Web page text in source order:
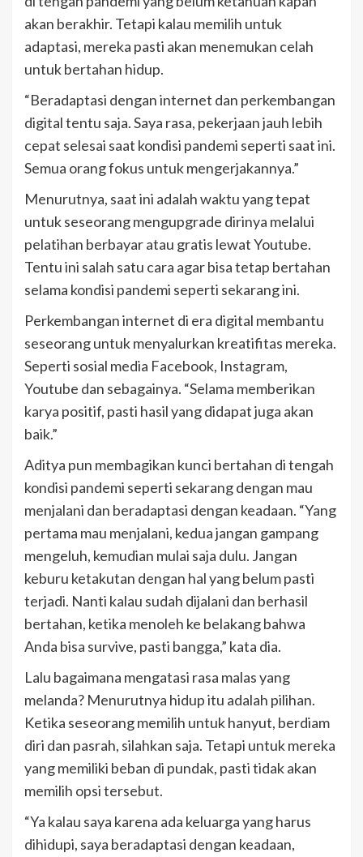
akan berakhir. Tetapi kalau memilih untuk
adaptasi, mereka pasti akan menemukan celah
untuk bertahan hidup.
“Beradaptasi dengan internet dan perkembangan
digital tentu saja. Saya rasa, pekerjaan jauh lebih
cepat selesai saat kondisi pandemi seperti saat ini.
Semua orang fokus untuk mengerjakannya.”
Menurutnya, saat ini adalah waktu yang tepat
untuk seseorang mengupgrade dirinya melalui
pelatihan berbayar atau gratis lewat Youtube.
Tentu ini salah satu cara agar bisa tetap bertahan
selama kondisi pandemi seperti sekarang ini.
Perkembangan internet di era digital membantu
seseorang untuk menyalurkan kreatifitas mereka.
Seperti sosial media Facebook, Instagram,
Youtube dan sebagainya. “Selama memberikan
karya positif, pasti hasil yang didapat juga akan
baik.”
Aditya pun membagikan kunci bertahan di tengah
kondisi pandemi seperti sekarang dengan mau
menjalani dan beradaptasi dengan keadaan. “Yang
pertama mau menjalani, kedua jangan gampang
mengeluh, kemudian mulai saja dulu. Jangan
keburu ketakutan dengan hal yang belum pasti
terjadi. Nanti kalau sudah dijalani dan berhasil
bertahan, ketika menoleh ke belakang bahwa
Anda bisa survive, pasti bangga,” kata dia.
Lalu bagaimana mengatasi rasa malas yang
melanda? Menurutnya hidup itu adalah pilihan.
Ketika seseorang memilih untuk hanyut, berdiam
diri dan pasrah, silahkan saja. Tetapi untuk mereka
yang memiliki beban di pundak, pasti tidak akan
memilih opsi tersebut.
“Ya kalau saya karena ada keluarga yang harus
dihidupi, saya beradaptasi dengan keadaan,